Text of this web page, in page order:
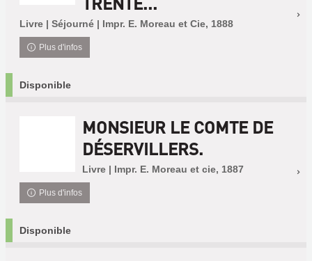
Livre | Séjourné | Impr. E. Moreau et Cie, 1888
Plus d'infos
Disponible
MONSIEUR LE COMTE DE
DÉSERVILLERS.
Livre | Impr. E. Moreau et cie, 1887
Plus d'infos
Disponible